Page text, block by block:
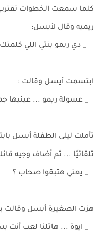
كلما سمعت الخطوات تقترب
ريميه وقال لأيسل:
_ دي ريمو بنتي اللي
ابتسمت أيسل وقالت :
_ عسولة ريمو ... عينيها
تأملت ليلى الطفلة أيسل
تلقائيًا ... ثم أضاف وجيه
_ يعني هتبقوا صحاب ؟
هزت الصغيرة أيسل وقالت
_ ايوة ... هاتلنا لعب أنت